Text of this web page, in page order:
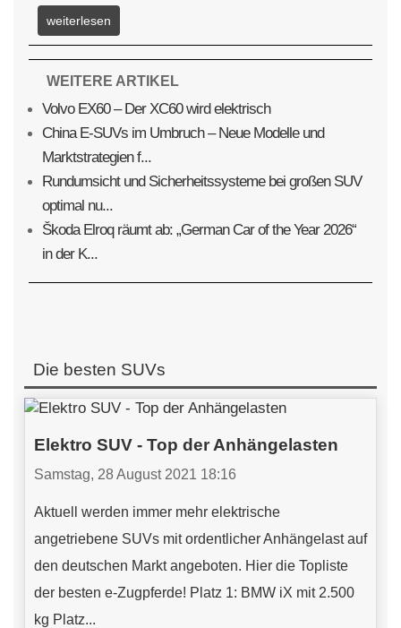
weiterlesen
WEITERE ARTIKEL
Volvo EX60 – Der XC60 wird elektrisch
China E-SUVs im Umbruch – Neue Modelle und
Marktstrategien f...
Rundumsicht und Sicherheitssysteme bei großen SUV
optimal nu...
Škoda Elroq räumt ab: „German Car of the Year 2026“
in der K...
Die besten SUVs
Elektro SUV - Top der Anhängelasten
Samstag, 28 August 2021 18:16
Aktuell werden immer mehr elektrische
angetriebene SUVs mit ordentlicher Anhängelast auf
den deutschen Markt angeboten. Hier die Topliste
der besten e-Zugpferde! Platz 1: BMW iX mit 2.500
kg Platz...